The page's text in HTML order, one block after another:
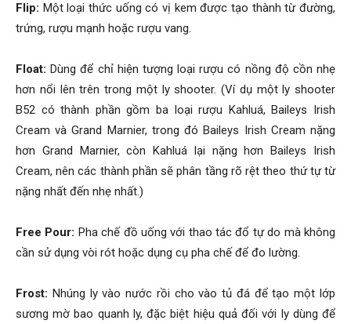
Flip: Một loại thức uống có vị kem được tạo thành từ đường,
trứng, rượu mạnh hoặc rượu vang.
Float: Dùng để chỉ hiện tượng loại rượu có nồng độ cồn nhẹ
hơn nổi lên trên trong một ly shooter. (Ví dụ một ly shooter
B52 có thành phần gồm ba loại rượu Kahluá, Baileys Irish
Cream và Grand Marnier, trong đó Baileys Irish Cream nặng
hơn Grand Marnier, còn Kahluá lại nặng hơn Baileys Irish
Cream, nên các thành phần sẽ phân tầng rõ rệt theo thứ tự từ
nặng nhất đến nhẹ nhất.)
Free Pour: Pha chế đồ uống với thao tác đổ tự do mà không
cần sử dụng vòi rót hoặc dụng cụ pha chế để đo lường.
Frost: Nhúng ly vào nước rồi cho vào tủ đá để tạo một lớp
sương mờ bao quanh ly, đặc biệt hiệu quả đối với ly dùng để